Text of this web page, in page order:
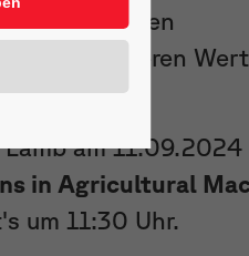
einer längeren
am
in Agricultural
um 11:30 Uhr.